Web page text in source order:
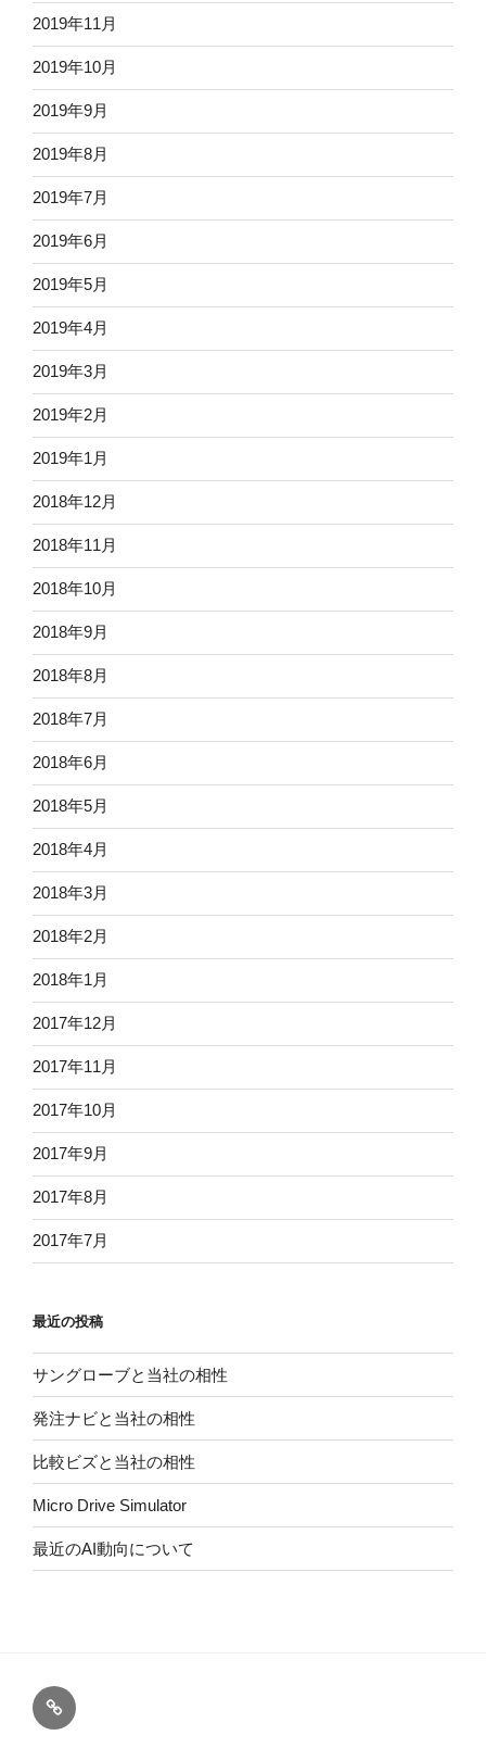
2019年11月
2019年10月
2019年9月
2019年8月
2019年7月
2019年6月
2019年5月
2019年4月
2019年3月
2019年2月
2019年1月
2018年12月
2018年11月
2018年10月
2018年9月
2018年8月
2018年7月
2018年6月
2018年5月
2018年4月
2018年3月
2018年2月
2018年1月
2017年12月
2017年11月
2017年10月
2017年9月
2017年8月
2017年7月
最近の投稿
サングローブと当社の相性
発注ナビと当社の相性
比較ビズと当社の相性
Micro Drive Simulator
最近のAI動向について
fastBOT
へ